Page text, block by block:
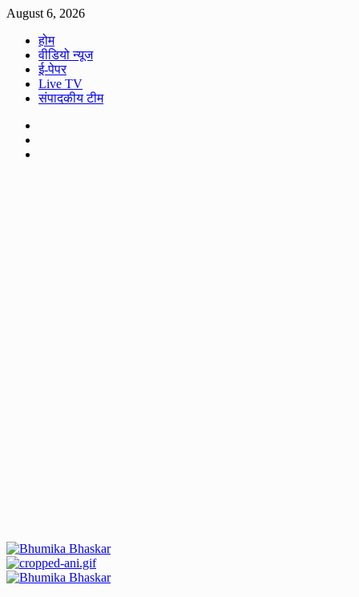
Skip
content
August 6, 2026
होम
वीडियो न्यूज
ई-पेपर
Live TV
संपादकीय टीम
Primary